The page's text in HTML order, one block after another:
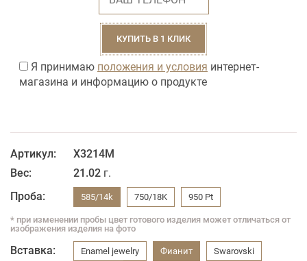
КУПИТЬ В 1 КЛИК
Я принимаю положения и условия интернет-
магазина и информацию о продукте
Артикул:
X3214M
Вес:
21.02 г.
Проба:
585/14k 750/18K 950 Pt
* при изменении пробы цвет готового изделия может отличаться от
изображения изделия на фото
Вставка: Enamel jewelry Фианит
Swarovski